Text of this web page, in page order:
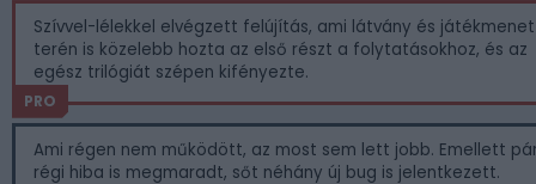
Szívvel-lélekkel elvégzett felújítás, ami látvány és játékmenet
terén is közelebb hozta az első részt a folytatásokhoz, és az
egész trilógiát szépen kifényezte.
PRO
Ami régen nem működött, az most sem lett jobb. Emellett
régi hiba is megmaradt, sőt néhány új bug is jelentkezett.